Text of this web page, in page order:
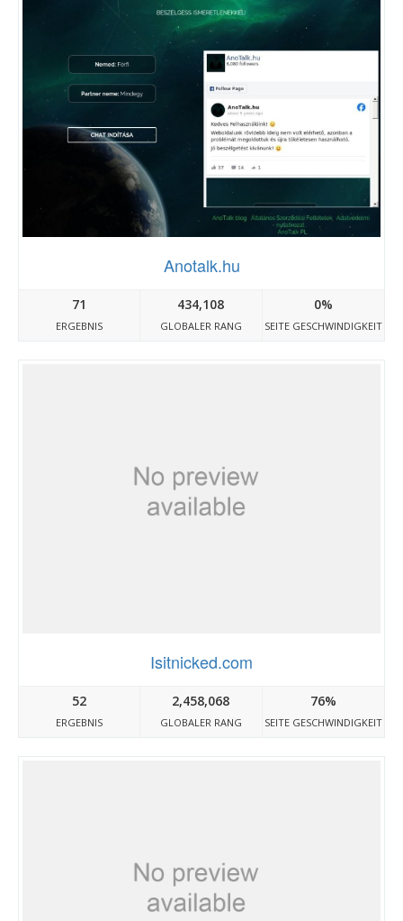
Anotalk.hu
71
ERGEBNIS
434,108
GLOBALER RANG
0%
SEITE GESCHWINDIGKEIT
Isitnicked.com
52
ERGEBNIS
2,458,068
GLOBALER RANG
76%
SEITE GESCHWINDIGKEIT